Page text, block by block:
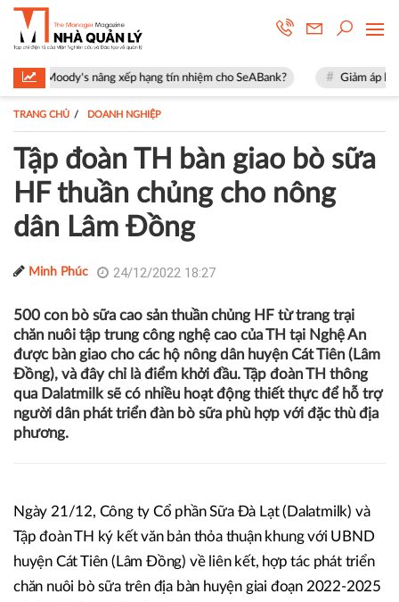
xếp hạng tín nhiệm cho SeABank? Giảm áp lực những năm đầu,
TRANG CHỦ DOANH NGHIỆP
Tập đoàn TH bàn giao bò sữa
HF thuần chủng cho nông
dân Lâm Đồng
Minh Phúc 24/12/2022 18:27
500 con bò sữa cao sản thuần chủng HF từ trang trại
qua Dalatmilk sẽ có nhiều hoạt động thiết thực để hỗ trợ
người dân phát triển đàn bò sữa phù hợp với đặc thù địa
phương.